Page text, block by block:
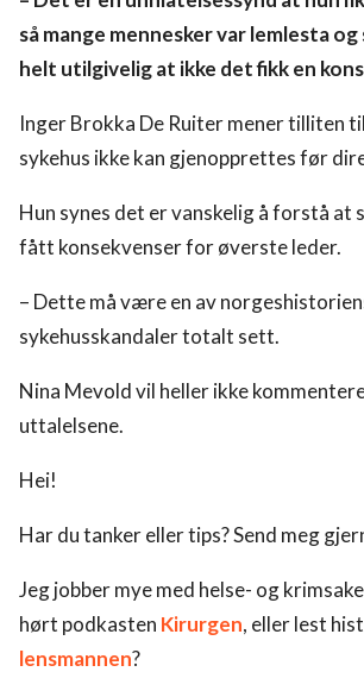
så mange mennesker var lemlesta
helt utilgivelig at ikke det fikk en
Inger Brokka De Ruiter mener tilliten
sykehus ikke kan gjenopprettes før
Hun synes det er vanskelig å forstå at
fått konsekvenser for øverste leder.
– Dette må være en av
sykehusskandaler totalt sett.
Nina Mevold vil heller ikke
uttalelsene.
Hei!
Har du tanker eller tips? Send meg
Jeg jobber mye med helse- og
hørt podkasten Kirurgen, eller lest
lensmannen?